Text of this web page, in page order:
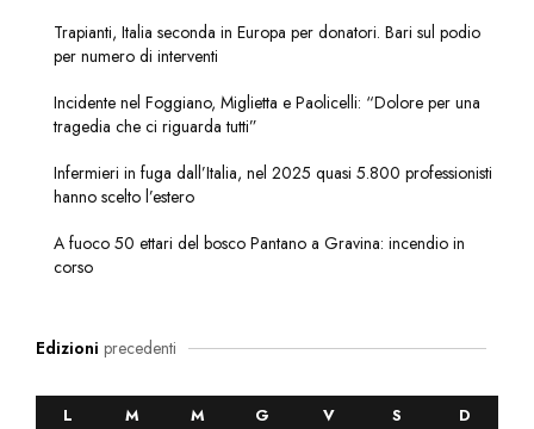
Trapianti, Italia seconda in Europa per donatori. Bari sul podio
per numero di interventi
Incidente nel Foggiano, Miglietta e Paolicelli: “Dolore per una
tragedia che ci riguarda tutti”
Infermieri in fuga dall’Italia, nel 2025 quasi 5.800 professionisti
hanno scelto l’estero
A fuoco 50 ettari del bosco Pantano a Gravina: incendio in
corso
Edizioni precedenti
L M M G V S
D